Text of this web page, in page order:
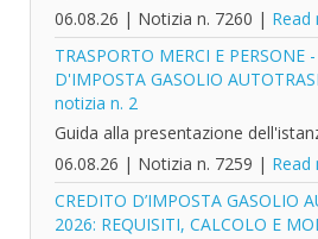
06.08.26 | Notizia n. 7260 | Read
TRASPORTO MERCI E PERSONE
D'IMPOSTA GASOLIO
notizia n. 2
Guida alla presentazione
06.08.26 | Notizia n. 7259 | Read
CREDITO D’IMPOSTA GASOLIO
2026: REQUISITI, CALCOLO E